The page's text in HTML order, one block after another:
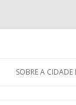
SOBRE A CIDADE